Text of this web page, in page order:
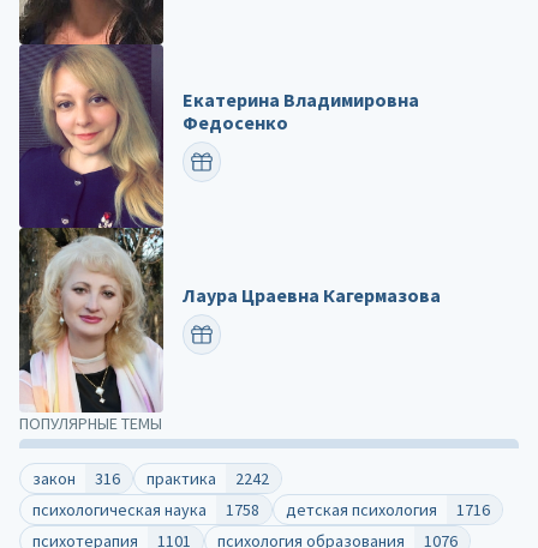
ПОПУЛЯРНЫЕ ТЕМЫ
закон 316 практика
2242
психологическая наука
1758 детская психология
1716
психотерапия
1101 психология образования
1076
Екатерина Владимировна
Федосенко
ПОЗДРАВИТЬ
Лаура Цраевна Кагермазова
ПОЗДРАВИТЬ